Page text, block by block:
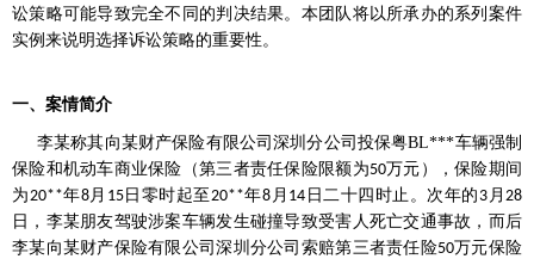
讼策略可能导致完全不同的判决结果。本团队将以所承办的系列案件
实例来说明选择诉讼策略的重要性。
一、案情简介
李某称其向某财产保险有限公司深圳分公司投保粤BL***车辆强制
保险和机动车商业保险（第三者责任保险限额为50万元），保险期间
为20**年8月 15日零时起至20**年8 月 14 日二十四时止。次年的 3月 28
日，李某朋友驾驶涉案车辆发生碰撞导致受害人死亡交通事故，而后
李某向某财产保险有限公司深圳分公司索赔第三者责任险50万元保险